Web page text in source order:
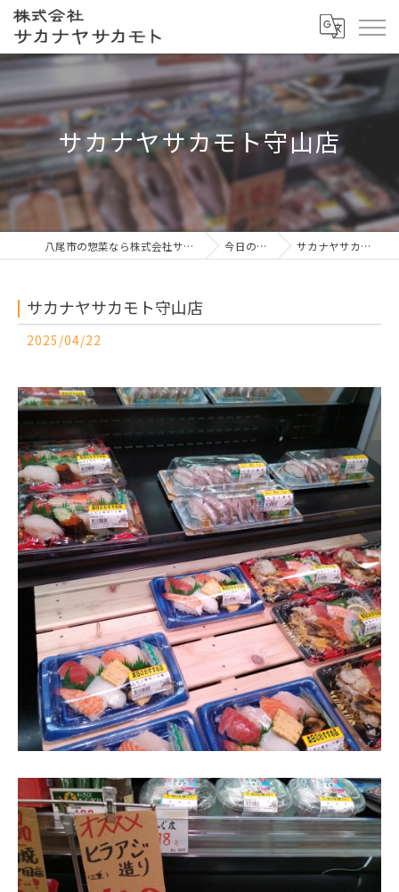
サカナヤサカモト守山店
八尾市の惣菜なら株式会社サカナヤサカモト 今日の一押し サカナヤサカモト守山店
サカナヤサカモト守山店
2025/04/22